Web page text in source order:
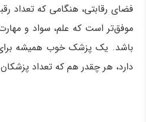
فضای رقابتی، هنگامی که تعداد
موفق‌تر است که علم، سواد و
باشد. یک پزشک خوب همیشه
دارد، هر چقدر هم که تعداد